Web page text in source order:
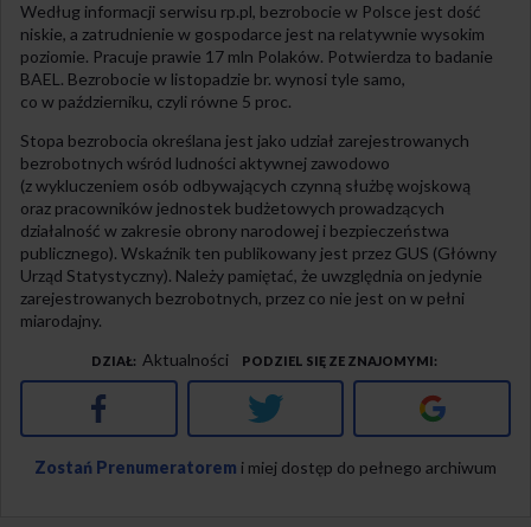
Według informacji serwisu rp.pl, bezrobocie w Polsce jest dość
niskie, a zatrudnienie w gospodarce jest na relatywnie wysokim
poziomie. Pracuje prawie 17 mln Polaków. Potwierdza to badanie
BAEL. Bezrobocie w listopadzie br. wynosi tyle samo,
co w październiku, czyli równe 5 proc.
Stopa bezrobocia określana jest jako udział zarejestrowanych
bezrobotnych wśród ludności aktywnej zawodowo
(z wykluczeniem osób odbywających czynną służbę wojskową
oraz pracowników jednostek budżetowych prowadzących
działalność w zakresie obrony narodowej i bezpieczeństwa
publicznego). Wskaźnik ten publikowany jest przez GUS (Główny
Urząd Statystyczny). Należy pamiętać, że uwzględnia on jedynie
zarejestrowanych bezrobotnych, przez co nie jest on w pełni
miarodajny.
DZIAŁ Aktualności PODZIEL SIĘ ZE ZNAJOMYMI
Facebook Twitter Google+
Zostań Prenumeratorem i miej dostęp do pełnego archiwum